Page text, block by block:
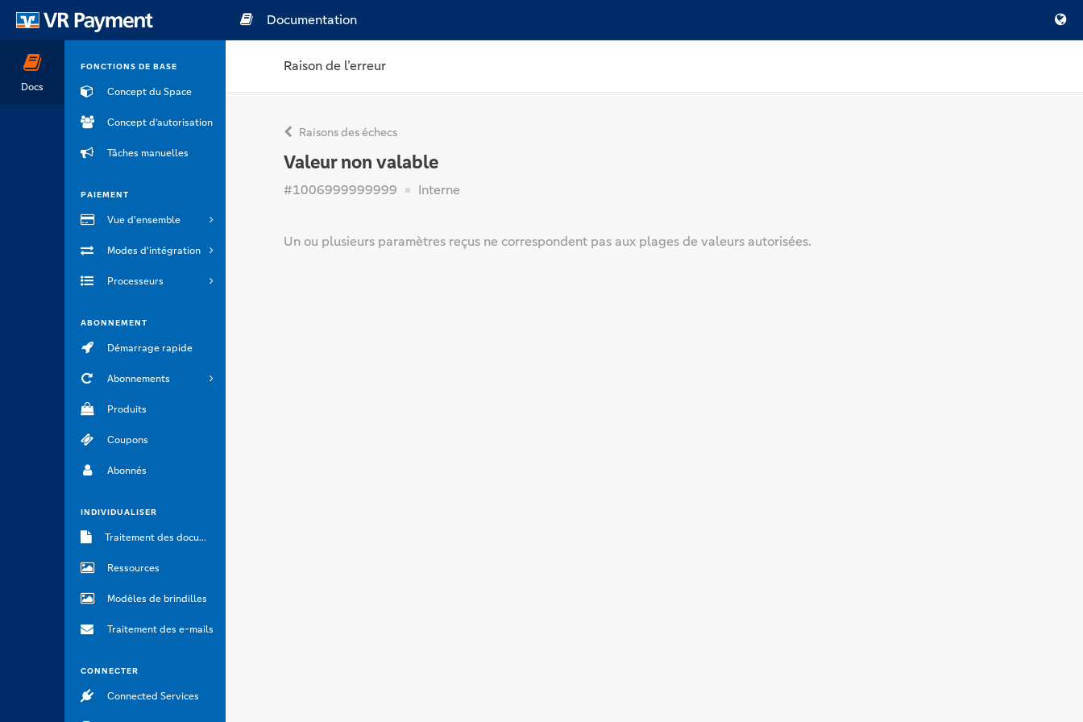
Docs
FONCTIONS DE BASE
Concept du Space
Concept d’autorisation
Tâches manuelles
PAIEMENT
Vue d'ensemble
Modes d'intégration
Processeurs
ABONNEMENT
Démarrage rapide
Abonnements
Produits
Coupons
Abonnés
INDIVIDUALISER
Traitement des documents
Ressources
Modèles de brindilles
Traitement des e-mails
CONNECTER
Connected Services
Documentation
Raison de l’erreur
Raisons des échecs
Valeur non valable
#1006999999999 Interne
Un ou plusieurs paramètres reçus ne correspondent pas aux plages de valeurs autorisées.